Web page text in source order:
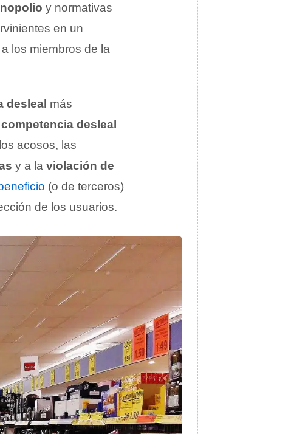
y normativas
en un
los miembros de la
desleal más
competencia desleal
acosos, las
y a la violación de
(o de terceros)
de los usuarios.